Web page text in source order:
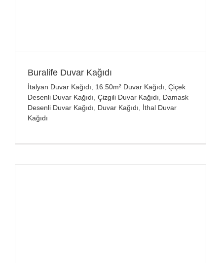
Buralife Duvar Kağıdı
İtalyan Duvar Kağıdı 16.50m² Duvar Kağıdı Çiçek
Desenli Duvar Kağıdı Çizgili Duvar Kağıdı
Damask
Desenli Duvar Kağıdı
Duvar Kağıdı
İthal Duvar
Kağıdı